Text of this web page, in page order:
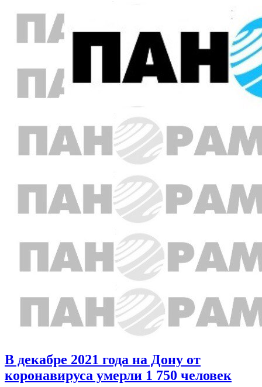
В декабре 2021 года на Дону от
коронавируса умерли 1 750 человек